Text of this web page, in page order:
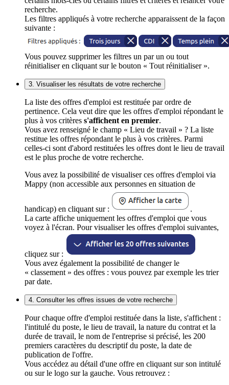
recherche.
Les filtres appliqués à votre recherche apparaissent de la façon
suivante :
Vous pouvez supprimer les filtres un par un ou tout
réinitialiser en cliquant sur le bouton « Tout réinitialiser ».
3. Visualiser les résultats de votre recherche
La liste des offres d'emploi est restituée par ordre de
pertinence. Cela veut dire que les offres d'emploi répondant le
plus à vos critères s'affichent en premier.
Vous avez renseigné le champ « Lieu de travail » ? La liste
restitue les offres répondant le plus à vos critères. Parmi
celles-ci sont d'abord restituées les offres dont le lieu de travail
est le plus proche de votre recherche.
Vous avez la possibilité de visualiser ces offres d'emploi via
Mappy (non accessible aux personnes en situation de
handicap) en cliquant sur :
.
La carte affiche uniquement les offres d'emploi que vous
voyez à l'écran. Pour visualiser les offres d'emploi suivantes,
cliquez sur :
Vous avez également la possibilité de changer le
« classement » des offres : vous pouvez par exemple les trier
par date.
4. Consulter les offres issues de votre recherche
Pour chaque offre d'emploi restituée dans la liste, s'affichent :
l'intitulé du poste, le lieu de travail, la nature du contrat et la
durée de travail, le nom de l'entreprise si précisé, les 200
premiers caractères du descriptif du poste, la date de
publication de l'offre.
Vous accédez au détail d'une offre en cliquant sur son intitulé
ou sur le logo sur la gauche. Vous retrouvez :